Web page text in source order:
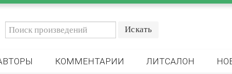
КОММЕНТАРИИ ЛИТСАЛОН